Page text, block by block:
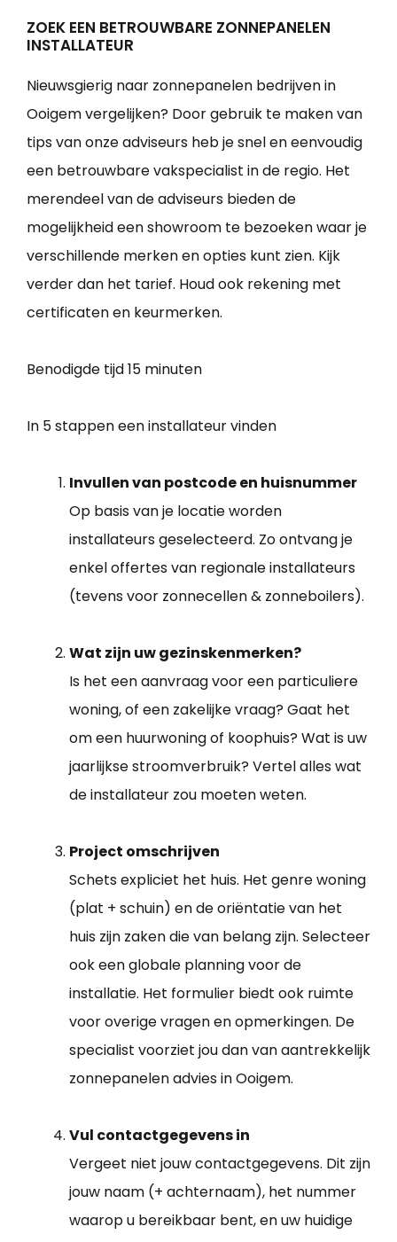
ZOEK EEN BETROUWBARE ZONNEPANELEN
INSTALLATEUR
Nieuwsgierig naar zonnepanelen bedrijven in
Ooigem vergelijken? Door gebruik te maken van
tips van onze adviseurs heb je snel en eenvoudig
een betrouwbare vakspecialist in de regio. Het
merendeel van de adviseurs bieden de
mogelijkheid een showroom te bezoeken waar je
verschillende merken en opties kunt zien. Kijk
verder dan het tarief. Houd ook rekening met
certificaten en keurmerken.
Benodigde tijd15 minuten
In 5 stappen een installateur vinden
Invullen van postcode en huisnummer
Op basis van je locatie worden
installateurs geselecteerd. Zo ontvang je
enkel offertes van regionale installateurs
(tevens voor zonnecellen & zonneboilers).
Wat zijn uw gezinskenmerken?
Is het een aanvraag voor een particuliere
woning, of een zakelijke vraag? Gaat het
om een huurwoning of koophuis? Wat is uw
jaarlijkse stroomverbruik? Vertel alles wat
de installateur zou moeten weten.
Project omschrijven
Schets expliciet het huis. Het genre woning
(plat + schuin) en de oriëntatie van het
huis zijn zaken die van belang zijn. Selecteer
ook een globale planning voor de
installatie. Het formulier biedt ook ruimte
voor overige vragen en opmerkingen. De
specialist voorziet jou dan van aantrekkelijk
zonnepanelen advies in Ooigem.
Vul contactgegevens in
Vergeet niet jouw contactgegevens. Dit zijn
jouw naam (+ achternaam), het nummer
waarop u bereikbaar bent, en uw huidige